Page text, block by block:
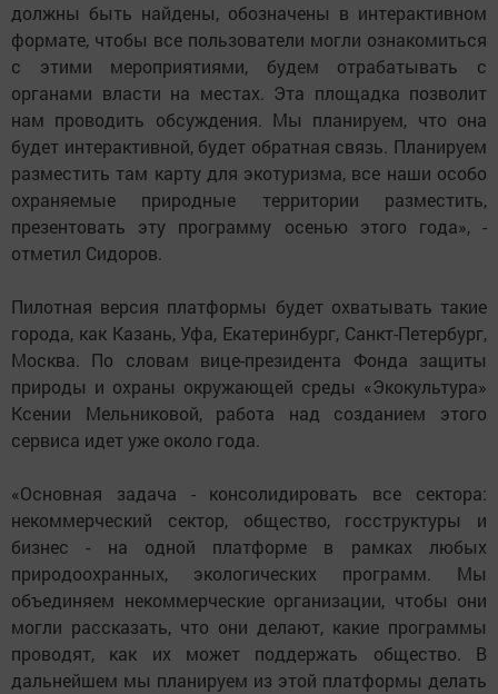
должны быть найдены, обозначены в интерактивном
формате, чтобы все пользователи могли ознакомиться
с этими мероприятиями, будем отрабатывать с
органами власти на местах. Эта площадка позволит
нам проводить обсуждения. Мы планируем, что она
будет интерактивной, будет обратная связь. Планируем
разместить там карту для экотуризма, все наши особо
охраняемые природные территории разместить,
презентовать эту программу осенью этого года», -
отметил Сидоров.
Пилотная версия платформы будет охватывать такие
города, как Казань, Уфа, Екатеринбург, Санкт-Петербург,
Москва. По словам вице-президента Фонда защиты
природы и охраны окружающей среды «Экокультура»
Ксении Мельниковой, работа над созданием этого
сервиса идет уже около года.
«Основная задача - консолидировать все сектора:
некоммерческий сектор, общество, госструктуры и
бизнес - на одной платформе в рамках любых
природоохранных, экологических программ. Мы
объединяем некоммерческие организации, чтобы они
могли рассказать, что они делают, какие программы
проводят, как их может поддержать общество. В
дальнейшем мы планируем из этой платформы делать